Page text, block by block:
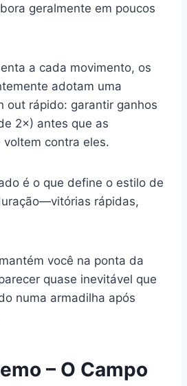
geralmente em poucos
a cada movimento, os
adotam uma
out rápido: garantir ganhos
2×) antes que as
contra eles.
é o que define o estilo de
rápidas,
você na ponta da
quase inevitável que
numa armadilha após
– O Campo